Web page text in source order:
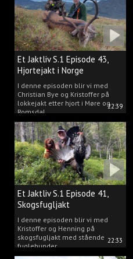
22:39
Et Jaktliv S.1 Episode 43,
Hjortejakt i Norge
I denne episoden blir vi med
Christian Bye og Kristoffer på
lokkejakt etter hjort i Møre og
Romsdal.
22:33
Et Jaktliv S.1 Episode 41,
Skogsfugljakt
I denne episoden blir vi med
Kristoffer og Henning på
skogsfugljakt med stående
fuglehunder.